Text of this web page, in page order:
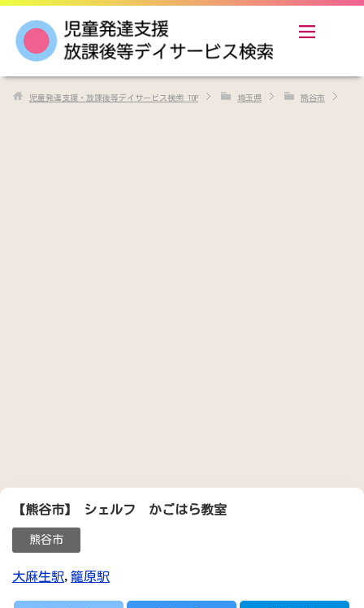
児童発達支援・放課後等デイサービス検索 TOP 埼玉県 熊谷市
【熊谷市】 シェルフ かごはら教室
熊谷市
大麻生駅, 籠原駅